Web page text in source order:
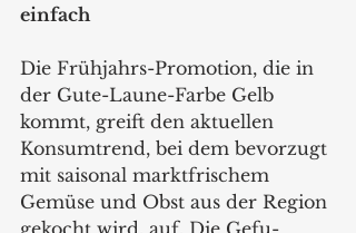
einfach
Die Frühjahrs-Promotion, die in
der Gute-Laune-Farbe Gelb
kommt, greift den aktuellen
Konsumtrend, bei dem bevorzugt
mit saisonal marktfrischem
Gemüse und Obst aus der Region
gekocht wird, auf. Die Gefu-